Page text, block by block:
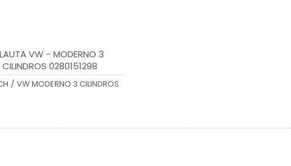
VW - MODERNO 3
CILINDROS 0280151298
/ VW MODERNO 3 CILINDROS